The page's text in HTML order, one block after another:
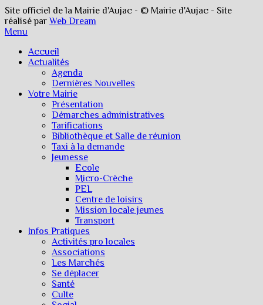
Site officiel de la Mairie d'Aujac - © Mairie d'Aujac - Site
réalisé parWeb Dream
Menu
Accueil
Actualités
Agenda
Dernières Nouvelles
Votre Mairie
Présentation
Démarches administratives
Tarifications
Bibliothèque et Salle de réunion
Taxi à la demande
Jeunesse
Ecole
Micro-Crèche
PEL
Centre de loisirs
Mission locale jeunes
Transport
Infos Pratiques
Activités pro locales
Associations
Les Marchés
Se déplacer
Santé
Culte